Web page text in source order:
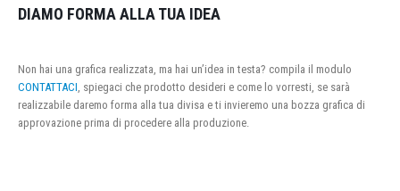
DIAMO FORMA ALLA TUA IDEA
Non hai una grafica realizzata, ma hai un’idea in testa? compila il modulo
CONTATTACI, spiegaci che prodotto desideri e come lo vorresti, se sarà
realizzabile daremo forma alla tua divisa e ti invieremo una bozza grafica di
approvazione prima di procedere alla produzione.